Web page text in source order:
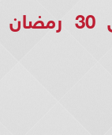
يوم الثلاثاء 9 أبريل الموافق 30 رمضان